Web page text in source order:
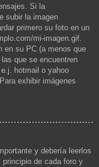
Si la
subir la imagen
primero su foto en un
mi-imagen.gif.
en su PC (a menos que
que se encuentren
hotmail o yahoo
exhibir imágenes
y debería leerlos
de cada foro y